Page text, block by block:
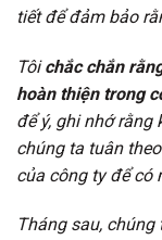
tiết để đảm bảo
Tôichắc chắn
hoàn thiện trong
để ý, ghi nhớ rằng
chúng ta tuân
của công ty để có
Tháng sau, chúng